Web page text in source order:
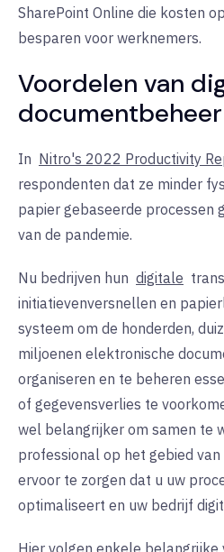
SharePoint Online die kosten
besparen voor werknemers.
Voordelen van
documentbeheer
In Nitro's 2022 Productivity
respondenten dat ze minder
papier gebaseerde processen
van de pandemie.
Nu bedrijven hun digitale
initiatievenversnellen en
systeem om de honderden,
miljoenen elektronische
organiseren en te beheren
of gegevensverlies te
wel belangrijker om samen te
professional op het gebied
ervoor te zorgen dat u uw
optimaliseert en uw bedrijf
Hier volgen enkele belangrijke